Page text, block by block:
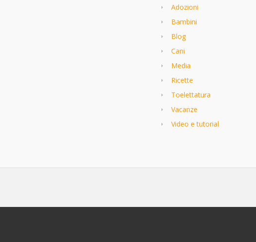
Adozioni
Bambini
Blog
Cani
Media
Ricette
Toelettatura
Vacanze
Video e tutorial